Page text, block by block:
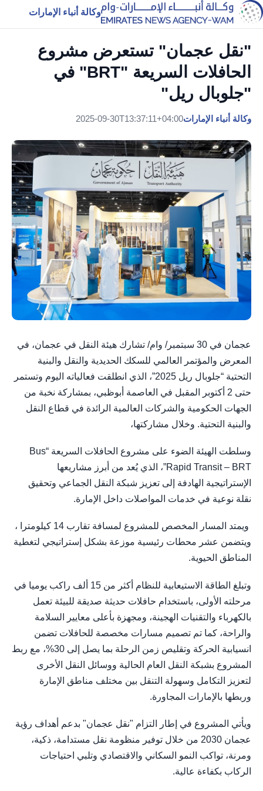
وكالة أنباء الإمارات
"نقل عجمان" تستعرض مشروع
الحافلات السريعة "BRT" في
"جلوبال ريل"
وكالة أنباء الإمارات2025-09-30T13:37:11+04:00
عجمان في 30 سبتمبر/ وام/ تشارك هيئة النقل في عجمان، في
المعرض والمؤتمر العالمي للسكك الحديدية والنقل والبنية
التحتية “جلوبال ريل 2025”، الذي انطلقت فعالياته اليوم وتستمر
حتى 2 أكتوبر المقبل في العاصمة أبوظبي، بمشاركة نخبة من
الجهات الحكومية والشركات العالمية الرائدة في قطاع النقل
والبنية التحتية. وخلال مشاركتها،
وسلطت الهيئة الضوء على مشروع الحافلات السريعة “Bus
Rapid Transit – BRT”، الذي يُعد من أبرز مشاريعها
الإستراتيجية الهادفة إلى تعزيز شبكة النقل الجماعي وتحقيق
نقلة نوعية في خدمات المواصلات داخل الإمارة.
ويمتد المسار المخصص للمشروع لمسافة تقارب 14 كيلومترا ،
ويتضمن عشر محطات رئيسية موزعة بشكل إستراتيجي لتغطية
المناطق الحيوية.
وتبلغ الطاقة الاستيعابية للنظام أكثر من 15 ألف راكب يوميا في
مرحلته الأولى، باستخدام حافلات حديثة صديقة للبيئة تعمل
بالكهرباء والتقنيات الهجينة، ومجهزة بأعلى معايير السلامة
والراحة، كما تم تصميم مسارات مخصصة للحافلات تضمن
انسيابية الحركة وتقليص زمن الرحلة بما يصل إلى 30%، مع ربط
المشروع بشبكة النقل العام الحالية ووسائل النقل الأخرى
لتعزيز التكامل وسهولة التنقل بين مختلف مناطق الإمارة
وربطها بالإمارات المجاورة.
ويأتي المشروع في إطار التزام "نقل عجمان" بدعم أهداف رؤية
عجمان 2030 من خلال توفير منظومة نقل مستدامة، ذكية،
ومرنة، تواكب النمو السكاني والاقتصادي وتلبي احتياجات
الركاب بكفاءة عالية.